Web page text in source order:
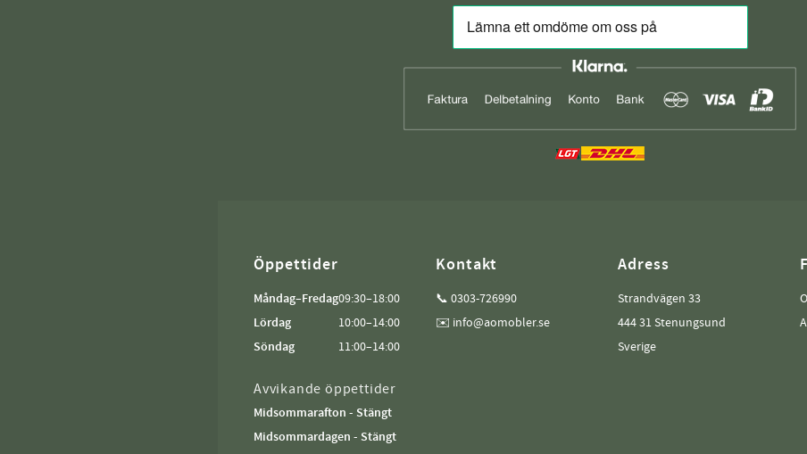
Öppettider
Måndag–Fredag09:30–18:00
Lördag
10:00–14:00
Söndag
11:00–14:00
Avvikande öppettider
Midsommarafton - Stängt
Midsommardagen - Stängt
Kontakt
📞 0303-726990
✉️ info@aomobler.se
Adress
Strandvägen 33
444 31 Stenungsund
Sverige